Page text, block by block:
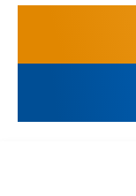
比較的安価でポピ
ン）でできた床（